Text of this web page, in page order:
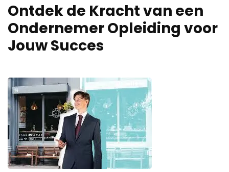
Ontdek de Kracht van een
Ondernemer Opleiding voor
Jouw Succes